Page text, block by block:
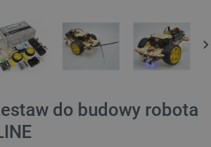
do budowy robota